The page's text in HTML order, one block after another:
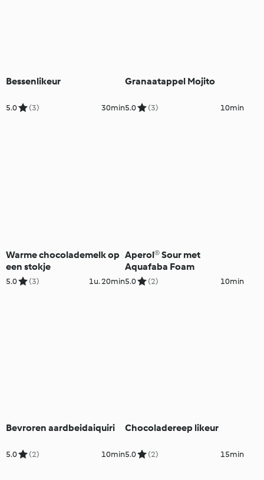
Bessenlikeur
5.0 (3) 30min
Granaatappel Mojito
5.0 (3) 10min
Warme chocolademelk op
een stokje
5.0 (3) 1u. 20min
Aperol® Sour met
Aquafaba Foam
5.0 (2) 10min
Bevroren aardbeidaiquiri
5.0 (2) 10min
Chocoladereep likeur
5.0 (2) 15min